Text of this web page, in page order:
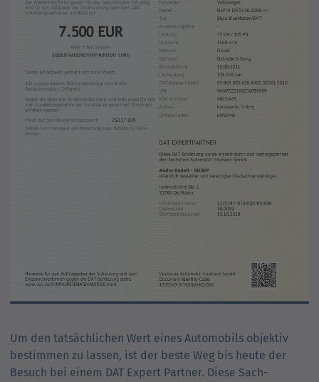
Um den tatsächlichen Wert eines Automobils objektiv
bestimmen zu lassen, ist der beste Weg bis heute der
Besuch bei einem DAT Expert Partner. Diese Sach­